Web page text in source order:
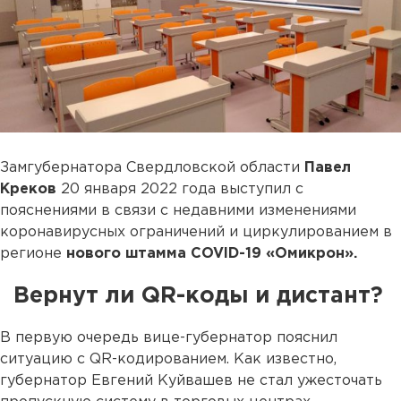
Замгубернатора Свердловской области
Павел
Креков 20 января 2022 года выступил с
пояснениями в связи с недавними изменениями
коронавирусных ограничений и циркулированием в
регионе нового штамма COVID-19 «Омикрон».
Вернут ли QR-коды и дистант?
В первую очередь вице-губернатор пояснил
ситуацию с QR-кодированием. Как известно,
губернатор Евгений Куйвашев не стал ужесточать